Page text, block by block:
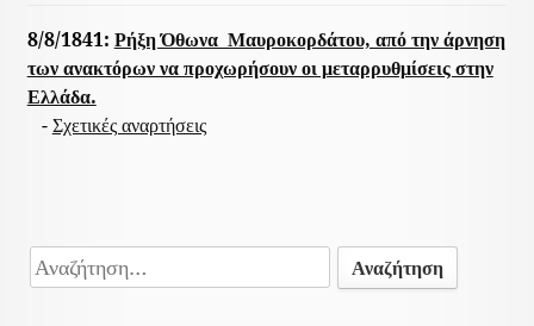
8/8/1841: Ρήξη Όθωνα  Μαυροκορδάτου, από την άρνηση
των ανακτόρων να προχωρήσουν οι μεταρρυθμίσεις στην
Ελλάδα.
-Σχετικές αναρτήσεις
Αναζήτηση
για: